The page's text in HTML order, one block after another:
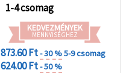
1-4 csomag
KEDVEZMÉNYEK
MENNYISÉGHEZ
873.60 Ft- 30 %5-9 csomag
624.00 Ft- 50 %